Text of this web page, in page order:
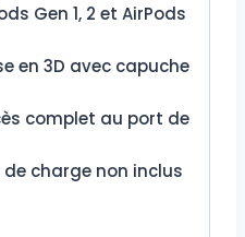
Gen 1, 2 et AirPods
en 3D avec capuche
complet au port de
charge non inclus